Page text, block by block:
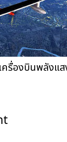
ครื่องบินพลังแ